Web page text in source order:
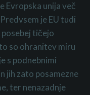
Evropska unija več
redvsem je EU tudi
posebej tičejo
so ohranitev miru
s podnebnimi
jih zato posamezne
ter nenazadnje